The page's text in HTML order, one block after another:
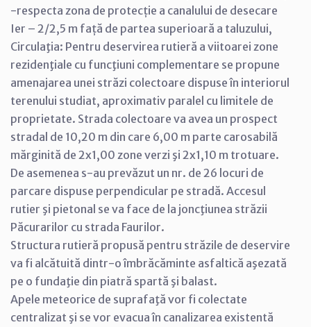
-respecta zona de protecție a canalului de desecare
Ier – 2/2,5 m față de partea superioară a taluzului,
Circulaţia: Pentru deservirea rutieră a viitoarei zone
rezidenţiale cu funcţiuni complementare se propune
amenajarea unei străzi colectoare dispuse în interiorul
terenului studiat, aproximativ paralel cu limitele de
proprietate. Strada colectoare va avea un prospect
stradal de 10,20 m din care 6,00 m parte carosabilă
mărginită de 2x1,00 zone verzi şi 2x1,10 m trotuare.
De asemenea s-au prevăzut un nr. de 26 locuri de
parcare dispuse perpendicular pe stradă. Accesul
rutier şi pietonal se va face de la joncţiunea străzii
Păcurarilor cu strada Faurilor.
Structura rutieră propusă pentru străzile de deservire
va fi alcătuită dintr-o îmbrăcăminte asfaltică aşezată
pe o fundaţie din piatră spartă şi balast.
Apele meteorice de suprafaţă vor fi colectate
centralizat şi se vor evacua în canalizarea existentă